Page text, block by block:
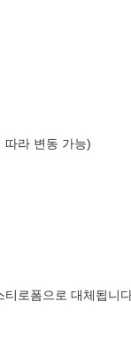
따라 변동 가능)
로폼으로 대체됩니